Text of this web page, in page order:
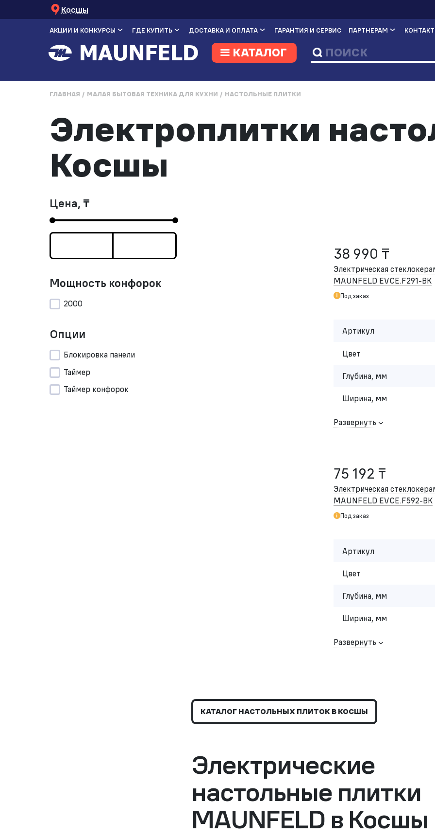
Косшы
АКЦИИ И КОНКУРСЫ ГДЕ КУПИТЬ ДОСТАВКА И ОПЛАТА ГАРАНТИЯ И СЕРВИС ПАРТНЕРАМ
КАТАЛОГ
ГЛАВНАЯ МАЛАЯ БЫТОВАЯ ТЕХНИКА ДЛЯ КУХНИ НАСТОЛЬНЫЕ ПЛИТКИ
Электроплитки
Косшы
Цена, ₸
Мощность конфорок
2000
Опции
Блокировка панели
Таймер
Таймер конфорок
38 990 ₸
Электрическая
MAUNFELD EVCE.F291-BK
Под заказ
Артикул
Цвет
Глубина, мм
Ширина, мм
Развернуть
75 192 ₸
Электрическая
MAUNFELD EVCE.F592-BK
Под заказ
Артикул
Цвет
Глубина, мм
Ширина, мм
Развернуть
КАТАЛОГ НАСТОЛЬНЫХ ПЛИТОК В КОСШЫ
Электрические
настольные плитки
MAUNFELD в Косшы